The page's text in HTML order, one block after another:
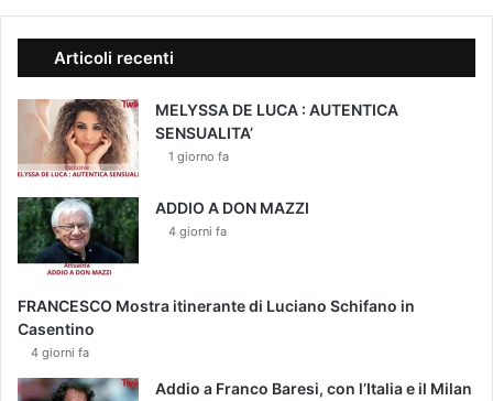
Articoli recenti
MELYSSA DE LUCA : AUTENTICA
SENSUALITA’
1 giorno fa
ADDIO A DON MAZZI
4 giorni fa
FRANCESCO Mostra itinerante di Luciano Schifano in
Casentino
4 giorni fa
Addio a Franco Baresi, con l’Italia e il Milan